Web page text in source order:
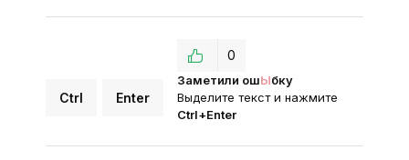
Ctrl Enter
Заметили ошЫбку
Выделите текст и нажмите
Ctrl+Enter
0